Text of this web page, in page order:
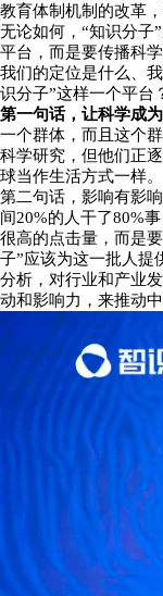
教育体制机制的改革
无论如何，“知识分子
平台，而是要传播科
我们的定位是什么、
识分子”这样一个平台
第一句话，让科学成
一个群体，而且这个
科学研究，但他们正
球当作生活方式一样。
第二句话，影响有影
间20%的人干了80%
很高的点击量，而是
子”应该为这一批人提
分析，对行业和产业
动和影响力，来推动